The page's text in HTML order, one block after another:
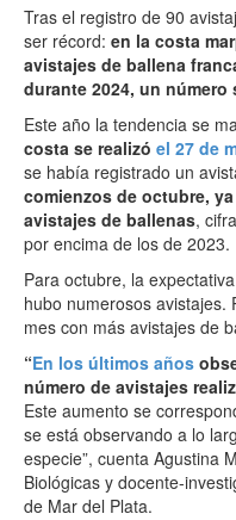
Tras el registro de 90
ser récord: en la costa
avistajes de ballena
durante 2024, un
Este año la tendencia se
costa se realizó el 27 de
se había registrado un
comienzos de octubre,
avistajes de ballenas,
por encima de los de 2023.
Para octubre, la
hubo numerosos avistajes.
mes con más avistajes de
“En los últimos años
número de avistajes
Este aumento se
se está observando a lo
especie”, cuenta Agustina
Biológicas y docente-
de Mar del Plata.